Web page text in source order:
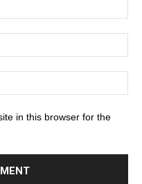
in this browser for the